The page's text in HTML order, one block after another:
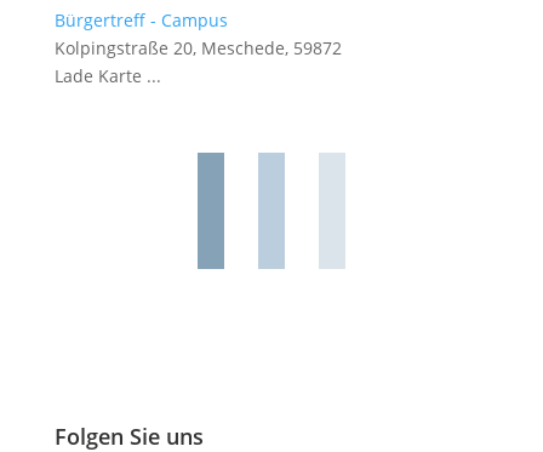
Bürgertreff - Campus
Kolpingstraße 20, Meschede, 59872
Lade Karte ...
Folgen Sie uns